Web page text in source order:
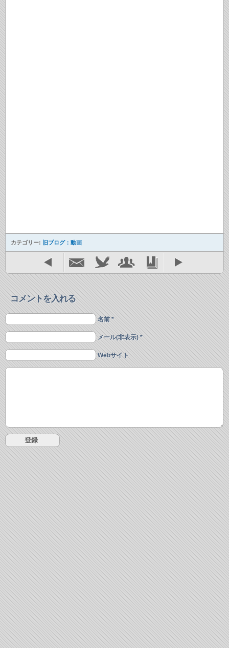
カテゴリー: 旧ブログ：動画
コメントを入れる
名前 *
メール(非表示) *
Webサイト